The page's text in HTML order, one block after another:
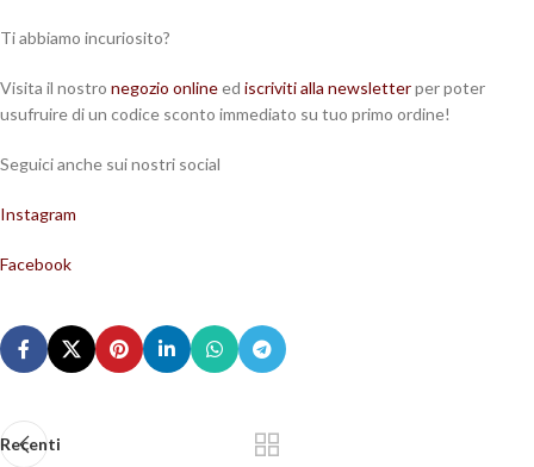
Ti abbiamo incuriosito?
Visita il nostro negozio onlineed iscriviti alla newsletterper poter
usufruire di un codice sconto immediato su tuo primo ordine!
Seguici anche sui nostri social
Instagram
Facebook
Recenti